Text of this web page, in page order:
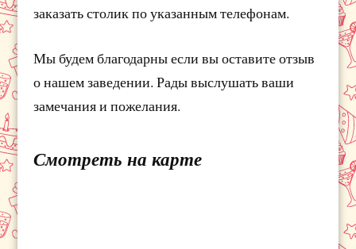
заказать столик по указанным телефонам.
Мы будем благодарны если вы оставите отзыв
о нашем заведении. Рады выслушать ваши
замечания и пожелания.
Смотреть на карте